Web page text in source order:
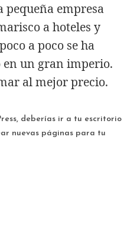
pequeña empresa
a hoteles y
a poco se ha
un gran imperio.
al mejor precio.
deberías ir a tu escritorio
nuevas páginas para tu